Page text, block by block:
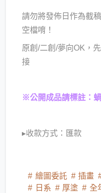
請勿將發佈日作為截
空檔唷！
原創/二創/夢向OK，
接
※公開成品請標註：
▸收款方式：匯款
繪圖委託 插畫
日系
厚塗 全